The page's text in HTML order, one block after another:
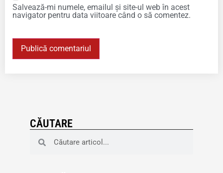
Salvează-mi numele, emailul și site-ul web în acest
navigator pentru data viitoare când o să comentez.
CĂUTARE